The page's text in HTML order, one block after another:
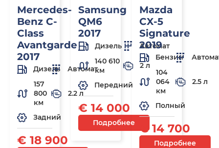
Mercedes-
Benz C-
Class
Avantgarde
2017
Дизель
Автомат
157
800
км
2.2 л
Задний
€ 18 900
Samsung
QM6
2017
Дизель
Автомат
140 610
км
2 л
Передний
€ 14 000
Подробнее
Mazda
CX-5
Signature
2019
Бензин
104
064
км
2.5 л
Полный
€ 14 700
Подробнее